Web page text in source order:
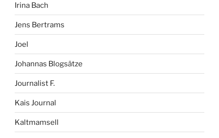
Irina Bach
Jens Bertrams
Joel
Johannas Blogsätze
Journalist F.
Kais Journal
Kaltmamsell